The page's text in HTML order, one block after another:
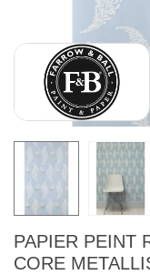
PAPIER PEINT
CORE